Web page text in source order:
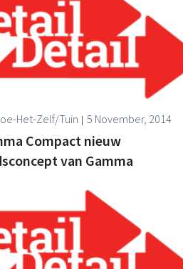
Het-Zelf/Tuin 5 November, 2014
Compact nieuw
van Gamma